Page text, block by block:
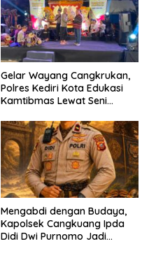
Gelar Wayang Cangkrukan,
Polres Kediri Kota Edukasi
Kamtibmas Lewat Seni
Mengabdi dengan Budaya,
Kapolsek Cangkuang Ipda
Didi Dwi Purnomo Jadi